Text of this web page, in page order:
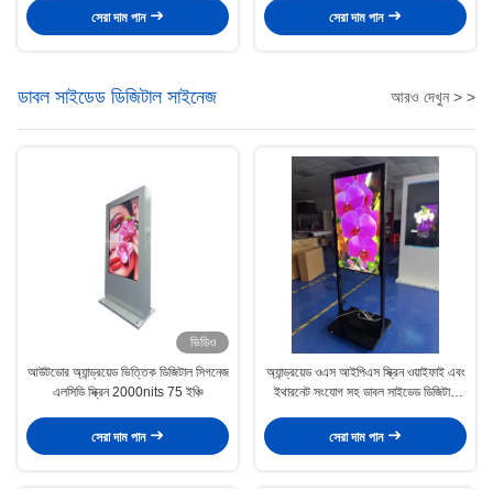
সেরা দাম পান
প্রযোজ্য
সেরা দাম পান
ডাবল সাইডেড ডিজিটাল সাইনেজ আরও দেখুন > >
ভিডিও
আউটডোর অ্যান্ড্রয়েড ভিত্তিক ডিজিটাল সিগনেজ
এলসিডি স্ক্রিন 2000nits 75 ইঞ্চি
সেরা দাম পান
অ্যান্ড্রয়েড ওএস আইপিএস স্ক্রিন ওয়াইফাই এবং
ইথারনেট সংযোগ সহ ডাবল সাইডেড ডিজিটাল
সেরা দাম পান